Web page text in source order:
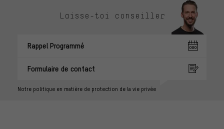
Laisse-toi conseiller
Rappel Programmé
Formulaire de contact
Notre politique en matière de protection de la vie privée